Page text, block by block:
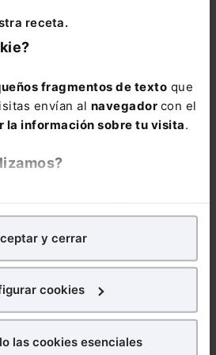
receta.
fragmentos de texto que
envían al navegador con el
la información sobre tu visita.
demejorar tu experienciaen
También con fines publicitarios,
publicidad y contenidos de tu
y cerrar
cookies
las cookies esenciales
cada semana.
El Memento Social
para que domines
todas las
de Seguridad
Social:Pack
Memento Social +